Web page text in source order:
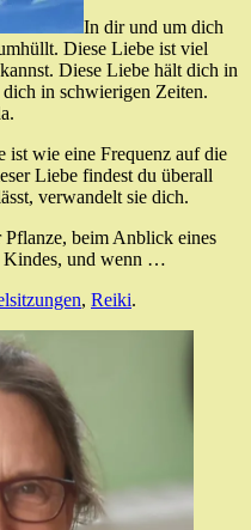
In dir und um dich
Diese Liebe ist viel
Diese Liebe hält dich in
in schwierigen Zeiten.
ist wie eine Frequenz auf die
Liebe findest du überall
verwandelt sie dich.
Pflanze, beim Anblick eines
Kindes, und wenn …
, Reiki.